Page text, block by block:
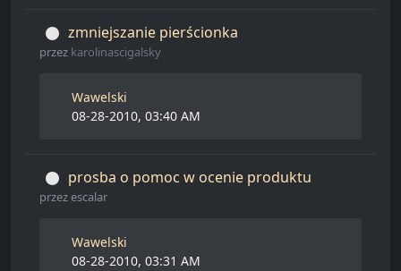
zmniejszanie pierścionka
przez karolinascigalsky
Wawelski
08-28-2010, 03:40 AM
prosba o pomoc w ocenie produktu
przezescalar
Wawelski
08-28-2010, 03:31 AM